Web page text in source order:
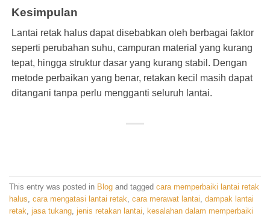
Kesimpulan
Lantai retak halus dapat disebabkan oleh berbagai faktor
seperti perubahan suhu, campuran material yang kurang
tepat, hingga struktur dasar yang kurang stabil. Dengan
metode perbaikan yang benar, retakan kecil masih dapat
ditangani tanpa perlu mengganti seluruh lantai.
This entry was posted in Blog and tagged cara memperbaiki lantai retak
halus cara mengatasi lantai retak cara merawat lantai dampak lantai
retak jasa tukang jenis retakan lantai kesalahan dalam memperbaiki